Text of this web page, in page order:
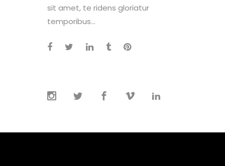
sit amet, te ridens gloriatur
temporibus...